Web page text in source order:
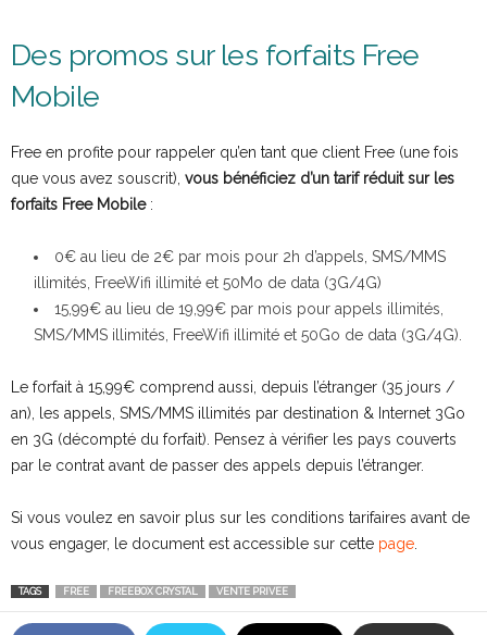
Des promos sur les forfaits Free
Mobile
Free en profite pour rappeler qu’en tant que client Free (une fois
que vous avez souscrit), vous bénéficiez d’un tarif réduit sur les
forfaits Free Mobile:
0€ au lieu de 2€ par mois pour 2h d’appels, SMS/MMS
illimités, FreeWifi illimité et 50Mo de data (3G/4G)
15,99€ au lieu de 19,99€ par mois pour appels illimités,
SMS/MMS illimités, FreeWifi illimité et 50Go de data (3G/4G).
Le forfait à 15,99€ comprend aussi, depuis l’étranger (35 jours /
an), les appels, SMS/MMS illimités par destination & Internet 3Go
en 3G (décompté du forfait). Pensez à vérifier les pays couverts
par le contrat avant de passer des appels depuis l’étranger.
Si vous voulez en savoir plus sur les conditions tarifaires avant de
vous engager, le document est accessible sur cette page.
TAGS FREE FREEBOX CRYSTAL VENTE PRIVEE